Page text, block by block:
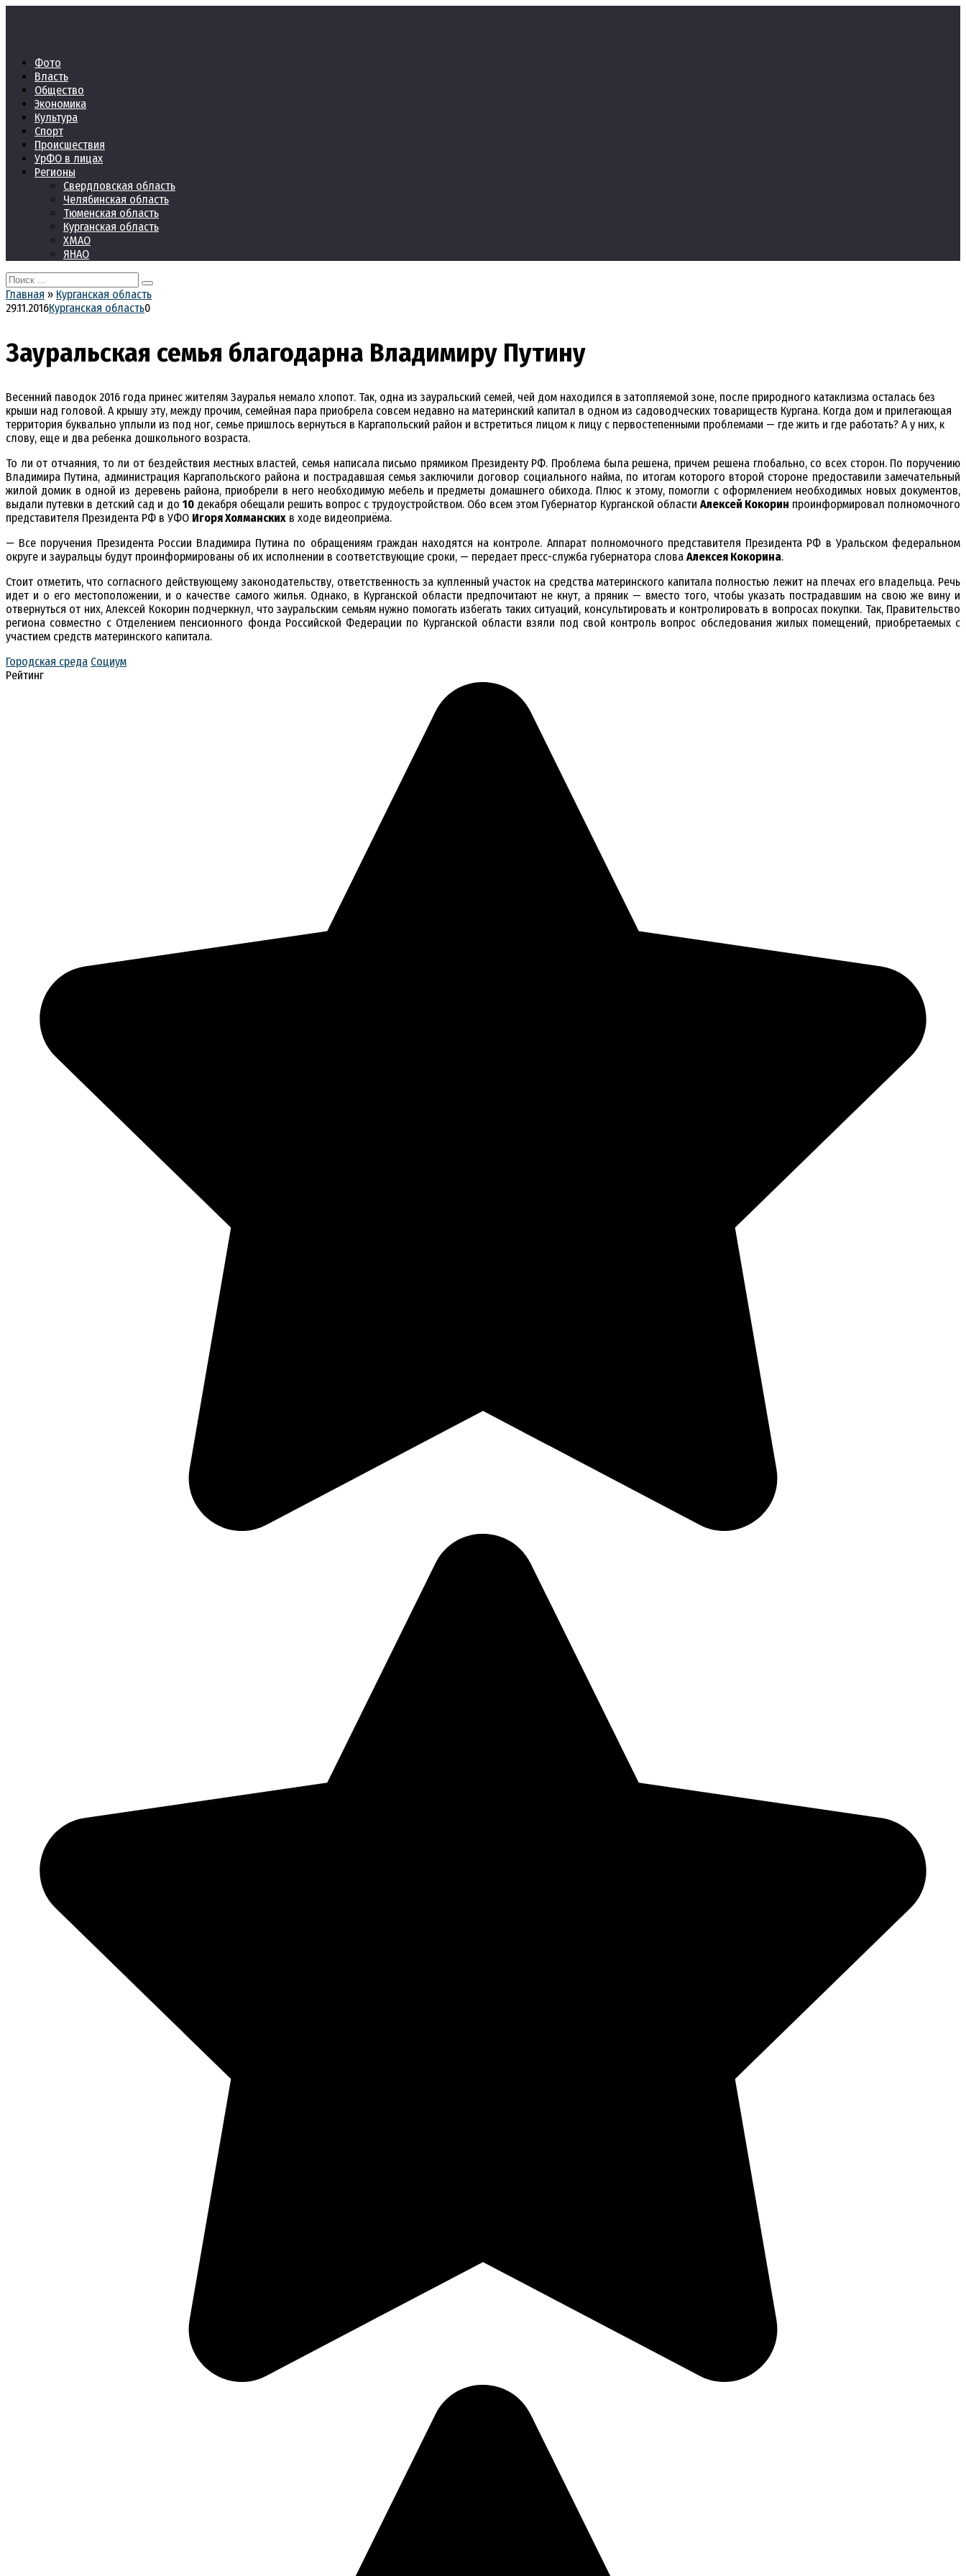
Фото
Власть
Общество
Экономика
Культура
Спорт
Происшествия
УрФО в лицах
Регионы
Свердловская область
Челябинская область
Тюменская область
Курганская область
ХМАО
ЯНАО
Search
for:
Главная » Курганская область
29.11.2016Курганская область0
Зауральская семья благодарна Владимиру Путину
Весенний паводок 2016 года принес жителям Зауралья немало хлопот. Так, одна из зауральский семей, чей дом находился в затопляемой зоне, после природного катаклизма осталась без
крыши над головой. А крышу эту, между прочим, семейная пара приобрела совсем недавно на материнский капитал в одном из садоводческих товариществ Кургана. Когда дом и прилегающая
территория буквально уплыли из под ног, семье пришлось вернуться в Каргапольский район и встретиться лицом к лицу с первостепенными проблемами — где жить и где работать? А у них, к
слову, еще и два ребенка дошкольного возраста.
То ли от отчаяния, то ли от бездействия местных властей, семья написала письмо прямиком Президенту РФ. Проблема была решена, причем решена глобально, со всех сторон. По поручению
Владимира Путина, администрация Каргапольского района и пострадавшая семья заключили договор социального найма, по итогам которого второй стороне предоставили замечательный
жилой домик в одной из деревень района, приобрели в него необходимую мебель и предметы домашнего обихода. Плюс к этому, помогли с оформлением необходимых новых документов,
выдали путевки в детский сад и до 10декабря обещали решить вопрос с трудоустройством. Обо всем этом Губернатор Курганской области Алексей Кокорин проинформировал полномочного
представителя Президента РФ в УФО Игоря Холманских в ходе видеоприёма.
— Все поручения Президента России Владимира Путина по обращениям граждан находятся на контроле. Аппарат полномочного представителя Президента РФ в Уральском федеральном
округе и зауральцы будут проинформированы об их исполнении в соответствующие сроки, — передает пресс-служба губернатора слова Алексея Кокорина.
Стоит отметить, что согласного действующему законодательству, ответственность за купленный участок на средства материнского капитала полностью лежит на плечах его владельца. Речь
идет и о его местоположении, и о качестве самого жилья. Однако, в Курганской области предпочитают не кнут, а пряник — вместо того, чтобы указать пострадавшим на свою же вину и
отвернуться от них, Алексей Кокорин подчеркнул, что зауральским семьям нужно помогать избегать таких ситуаций, консультировать и контролировать в вопросах покупки. Так, Правительство
региона совместно с Отделением пенсионного фонда Российской Федерации по Курганской области взяли под свой контроль вопрос обследования жилых помещений, приобретаемых с
участием средств материнского капитала.
Городская среда Социум
Рейтинг